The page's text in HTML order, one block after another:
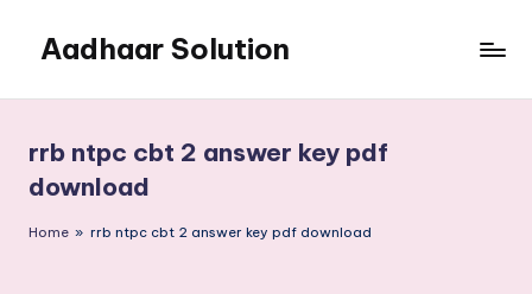
content
Aadhaar Solution
Online
Solution
rrb ntpc cbt 2 answer key pdf
download
Home » rrb ntpc cbt 2 answer key pdf download